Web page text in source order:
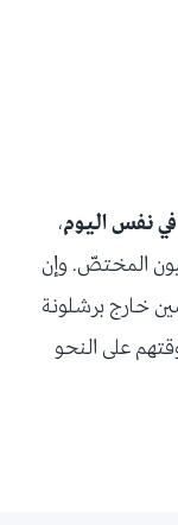
في نفس اليوم،
المختصّ. وإن
خارج برشلونة
على النحو